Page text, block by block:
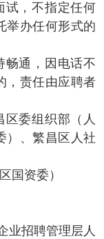
试，不指定任何
举办任何形式的
畅通，因电话不
，责任由应聘者
区委组织部（人
）、繁昌区人社
国资委）
业招聘管理层人